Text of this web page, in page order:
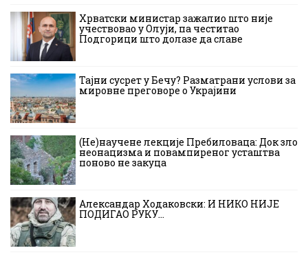
Хрватски министар зажалио што није
учествовао у Олуји, па честитао
Подгорици што долазе да славе
Тајни сусрет у Бечу? Разматрани услови за
мировне преговоре о Украјини
(Не)научене лекције Пребиловаца: Док зло
неонацизма и повампиреног усташтва
поново не закуца
Александар Ходаковски: И НИКО НИЈЕ
ПОДИГАО РУКУ…